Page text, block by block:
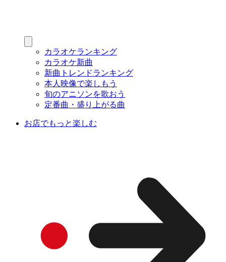
カラオケランキング
カラオケ新曲
新曲トレンドランキング
本人映像で楽しもう
旬のアニソンを歌おう
定番曲・盛り上がる曲
お店でもっと楽しむ